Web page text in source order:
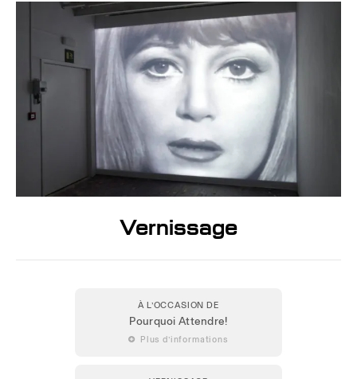
Vernissage
À L’OCCASION DE
Pourquoi Attendre!
 Plus d’informations